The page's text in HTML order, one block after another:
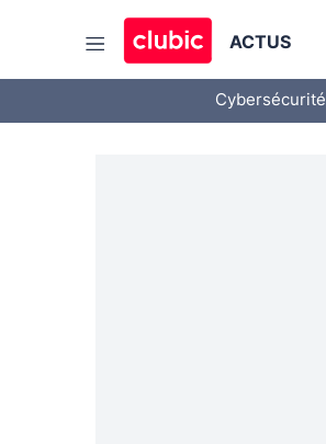
ACTUS
Cybersécurité